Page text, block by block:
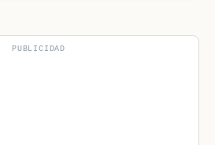
PUBLICIDAD